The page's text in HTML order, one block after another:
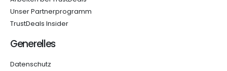
Unser Partnerprogramm
TrustDeals Insider
Generelles
Datenschutz